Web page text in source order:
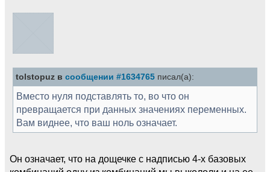
tolstopuz в сообщении #1634765 писал(а):
Вместо нуля подставлять то, во что он
превращается при данных значениях переменных.
Вам виднее, что ваш ноль означает.
Он означает, что на дощечке с надписью 4-х базовых